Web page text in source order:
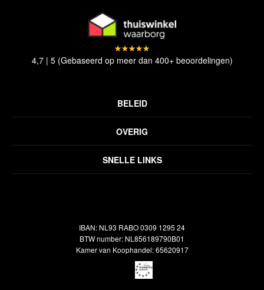
SNELLE LINKS
OVERIG
Inspiratie
Veelgestelde vragen
BELEID
Disclaimer
Verzendbeleid
4,7 | 5 (Gebaseerd op meer dan 400+ beoordelingen)
IBAN: NL93 RABO 0309 1295 24
BTW number: NL856189790B01
Kamer van Koophandel: 65620917